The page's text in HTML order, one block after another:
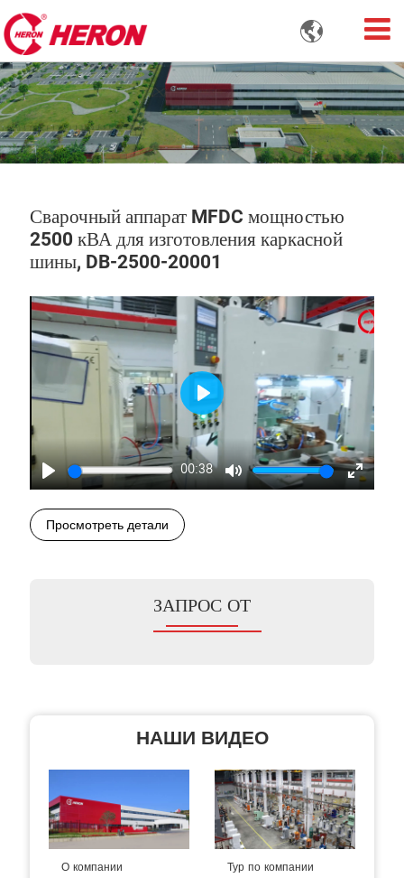

Сварочный аппарат MFDC мощностью
2500 кВА для изготовления каркасной
шины, DB-2500-20001
Play
00:38
Mute
Enter
Play
Просмотреть детали
ЗАПРОС ОТ
НАШИ ВИДЕО
О компании Тур по компании